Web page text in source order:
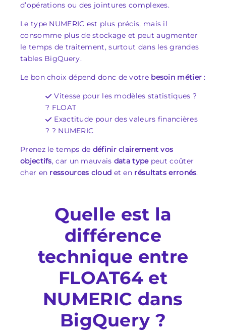
d’opérations ou des jointures complexes.
Le type NUMERIC est plus précis, mais il
consomme plus de stockage et peut augmenter
le temps de traitement, surtout dans les grandes
tables BigQuery.
Le bon choix dépend donc de votre besoin métier :
Vitesse pour les modèles statistiques ?
? FLOAT
Exactitude pour des valeurs financières
? ? NUMERIC
Prenez le temps de définir clairement vos
objectifs, car un mauvais data typepeut coûter
cher en ressources cloud et en résultats erronés.
Quelle est la
différence
technique entre
FLOAT64 et
NUMERIC dans
BigQuery ?